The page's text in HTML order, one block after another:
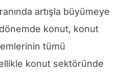
artışla büyümeye
dönemde konut, konut
tümü
konut sektöründe